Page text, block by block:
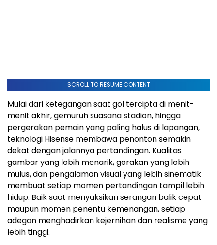
SCROLL TO RESUME CONTENT
Mulai dari ketegangan saat gol tercipta di menit-
menit akhir, gemuruh suasana stadion, hingga
pergerakan pemain yang paling halus di lapangan,
teknologi Hisense membawa penonton semakin
dekat dengan jalannya pertandingan. Kualitas
gambar yang lebih menarik, gerakan yang lebih
mulus, dan pengalaman visual yang lebih sinematik
membuat setiap momen pertandingan tampil lebih
hidup. Baik saat menyaksikan serangan balik cepat
maupun momen penentu kemenangan, setiap
adegan menghadirkan kejernihan dan realisme yang
lebih tinggi.